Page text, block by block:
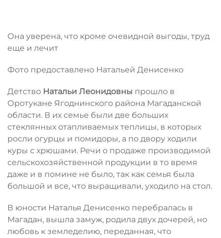
Она уверена, что кроме очевидной выгоды, труд
еще и лечит
Фото предоставлено Натальей Денисенко
Детство Натальи Леонидовны прошло в
Оротукане Ягоднинского района Магаданской
области. В их семье были две больших
стеклянных отапливаемых теплицы, в которых
росли огурцы и помидоры, а по двору ходили
куры с хрюшами. Речи о продаже производимой
сельскохозяйственной продукции в то время
даже и в помине не было, так как семья была
большой и все, что выращивали, уходило на стол.
В юности Наталья Денисенко перебралась в
Магадан, вышла замуж, родила двух дочерей, но
любовь к земледелию, переданная, что